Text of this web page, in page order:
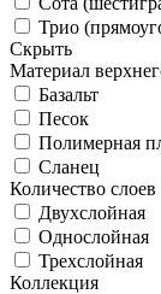
Трио
Скрыть
Материал
Базальт
Песок
Полимерная
Сланец
Количество
Двухслойная
Однослойная
Трехслойная
Коллекция